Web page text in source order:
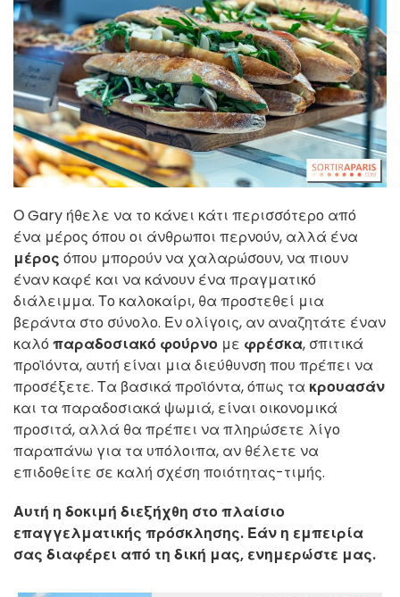
Ο Gary ήθελε να το κάνει κάτι περισσότερο από
ένα μέρος όπου οι άνθρωποι περνούν, αλλά ένα
μέρος όπου μπορούν να χαλαρώσουν, να πιουν
έναν καφέ και να κάνουν ένα πραγματικό
διάλειμμα. Το καλοκαίρι, θα προστεθεί μια
βεράντα στο σύνολο. Εν ολίγοις, αν αναζητάτε έναν
καλόπαραδοσιακό φούρνο με φρέσκα, σπιτικά
προϊόντα, αυτή είναι μια διεύθυνση που πρέπει να
προσέξετε. Τα βασικά προϊόντα, όπως τα κρουασάν
και τα παραδοσιακά ψωμιά, είναι οικονομικά
προσιτά, αλλά θα πρέπει να πληρώσετε λίγο
παραπάνω για τα υπόλοιπα, αν θέλετε να
επιδοθείτε σε καλή σχέση ποιότητας-τιμής.
Αυτή η δοκιμή διεξήχθη στο πλαίσιο
επαγγελματικής πρόσκλησης. Εάν η εμπειρία
σας διαφέρει από τη δική μας, ενημερώστε μας.